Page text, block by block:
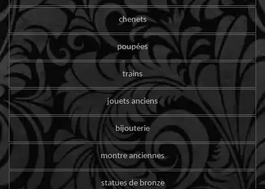
chenets
poupées
trains
jouets anciens
bijouterie
montre anciennes
statues de bronze